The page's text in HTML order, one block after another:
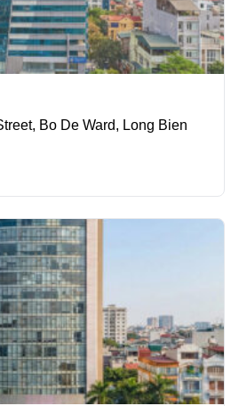
Bo De Ward, Long Bien